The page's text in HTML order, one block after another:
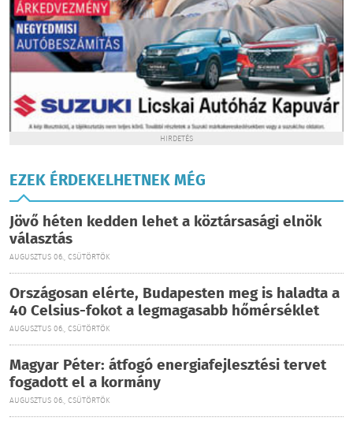
HIRDETÉS
EZEK ÉRDEKELHETNEK MÉG
Jövő héten kedden lehet a köztársasági elnök
választás
AUGUSZTUS 06., CSÜTÖRTÖK
Országosan elérte, Budapesten meg is haladta a
40 Celsius-fokot a legmagasabb hőmérséklet
AUGUSZTUS 06., CSÜTÖRTÖK
Magyar Péter: átfogó energiafejlesztési tervet
fogadott el a kormány
AUGUSZTUS 06., CSÜTÖRTÖK